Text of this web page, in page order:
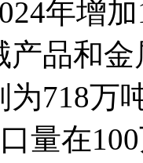
年增
产品和
718万
量在